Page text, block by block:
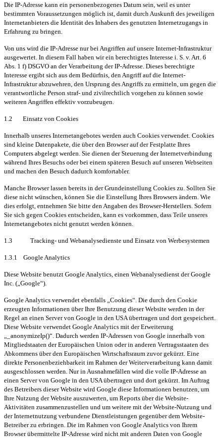
Die IP-Adresse kann ein personenbezogenes Datum sein, weil es unter
bestimmten Voraussetzungen möglich ist, damit durch Auskunft des jeweiligen
Internetanbieters die Identität des Inhabers des genutzten Internetzugangs in
Erfahrung zu bringen.
Von uns wird die IP-Adresse nur bei Angriffen auf unsere Internet-Infrastruktur
ausgewertet. In diesem Fall haben wir ein berechtigtes Interesse i. S. v. Art. 6
Abs. 1 f) DSGVO an der Verarbeitung der IP-Adresse. Dieses berechtigte
Interesse ergibt sich aus dem Bedürfnis, den Angriff auf die Internet-
Infrastruktur abzuwehren, den Ursprung des Angriffs zu ermitteln, um gegen die
verantwortliche Person straf- und zivilrechtlich vorgehen zu können sowie
weiteren Angriffen effektiv vorzubeugen.
1.2 Einsatz von Cookies
Innerhalb unseres Internetangebotes werden auch Cookies verwendet. Cookies
sind kleine Datenpakete, die über den Browser auf der Festplatte Ihres
Computers abgelegt werden. Sie dienen der Steuerung der Internetverbindung
während Ihres Besuchs oder bei einem späteren Besuch auf unseren Webseiten
und machen den Besuch dadurch komfortabler.
Manche Browser lassen bereits in der Grundeinstellung Cookies zu. Sollten Sie
diese nicht wünschen, können Sie die Einstellung Ihres Browsers ändern. Wie
dies erfolgt, entnehmen Sie bitte den Angaben des Browser-Herstellers. Sofern
Sie sich gegen Cookies entscheiden, kann es vorkommen, dass Teile unseres
Internetangebotes nicht genutzt werden können.
1.3 Tracking- und Webanalysedienste und Einsatz von Werbesystemen
1.3.1 Google Analytics
Diese Website benutzt Google Analytics, einen Webanalysedienst der Google
Inc. („Google“).
Google Analytics verwendet ebenfalls „Cookies“. Die durch den Cookie
erzeugten Informationen über Ihre Benutzung dieser Website werden in der
Regel an einen Server von Google in den USA übertragen und dort gespeichert.
Diese Website verwendet Google Analytics mit der Erweiterung
„_anonymizeIp()“. Dadurch werden IP-Adressen von Google innerhalb von
Mitgliedstaaten der Europäischen Union oder in anderen Vertragsstaaten des
Abkommens über den Europäischen Wirtschaftsraum zuvor gekürzt. Eine
direkte Personenbeziehbarkeit im Rahmen der Weiterverarbeitung kann damit
ausgeschlossen werden. Nur in Ausnahmefällen wird die volle IP-Adresse an
einen Server von Google in den USA übertragen und dort gekürzt. Im Auftrag
des Betreibers dieser Website wird Google diese Informationen benutzen, um
Ihre Nutzung der Website auszuwerten, um Reports über die Website-
Aktivitäten zusammenzustellen und um weitere mit der Website-Nutzung und
der Internetnutzung verbundene Dienstleistungen gegenüber dem Website-
Betreiber zu erbringen. Die im Rahmen von Google Analytics von Ihrem
Browser übermittelte IP-Adresse wird nicht mit anderen Daten von Google